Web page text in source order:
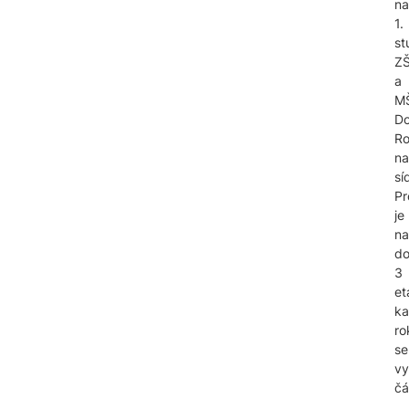
na
1.
a
na
je
do
3
se